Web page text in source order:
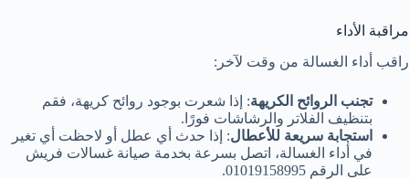
مراقبة الأداء
راقب أداء الغسالة من وقت لآخر:
تجنب الروائح الكريهة: إذا شعرت بوجود روائح كريهة، فقم
بتنظيف الفلاتر والرشاشات فورًا.
استجابة سريعة للأعطال: إذا حدث أي عطل أو لاحظت أي تغير
في أداء الغسالة، اتصل بسرعة بخدمة صيانة غسالات فريش
على الرقم 01019158995.